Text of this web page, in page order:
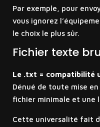
Par exemple, pour
vous ignorez
le choix le plus sûr.
Fichier texte
Le .txt = compatibilité
Dénué de toute mise
fichier minimale et une
Cette universalité fait